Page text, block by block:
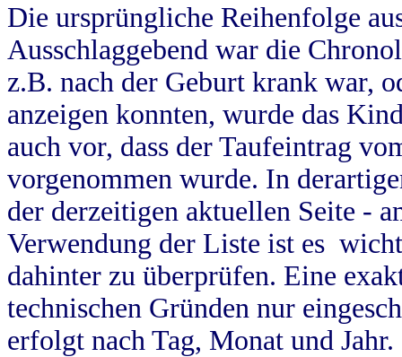
Die ursprüngliche Reihenfolge
Ausschlaggebend war die
z.B. nach der Geburt krank war,
anzeigen konnten, wurde das
auch vor, dass der Taufeintrag
vorgenommen wurde. In
der derzeitigen aktuellen Seite -
Verwendung der Liste ist es
dahinter zu überprüfen. Eine
technischen Gründen nur
erfolgt nach Tag, Monat und Jahr.